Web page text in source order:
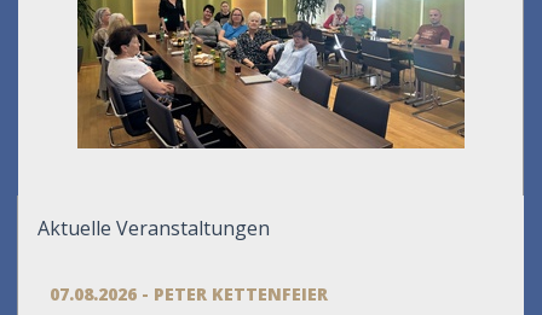
Aktuelle Veranstaltungen
07.08.2026 - PETER KETTENFEIER